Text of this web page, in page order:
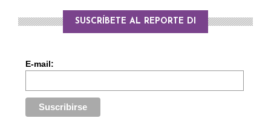
SUSCRÍBETE AL REPORTE DI
E-mail: